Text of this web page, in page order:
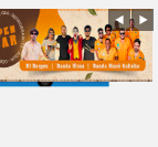
Serra do Salitre